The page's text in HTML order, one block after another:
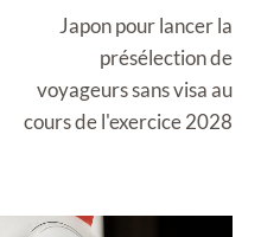
Japon pour lancer la
présélection de
voyageurs sans visa au
cours de l'exercice 2028